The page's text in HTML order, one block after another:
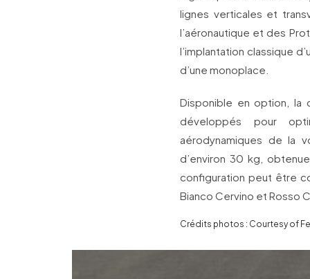
lignes verticales et
l’aéronautique et des
l’implantation classique
d’une monoplace.
Disponible en option, la
développés pour
aérodynamiques de la
d’environ 30 kg,
configuration peut être
Bianco Cervino et Rosso
Crédits photos : Courtesy of